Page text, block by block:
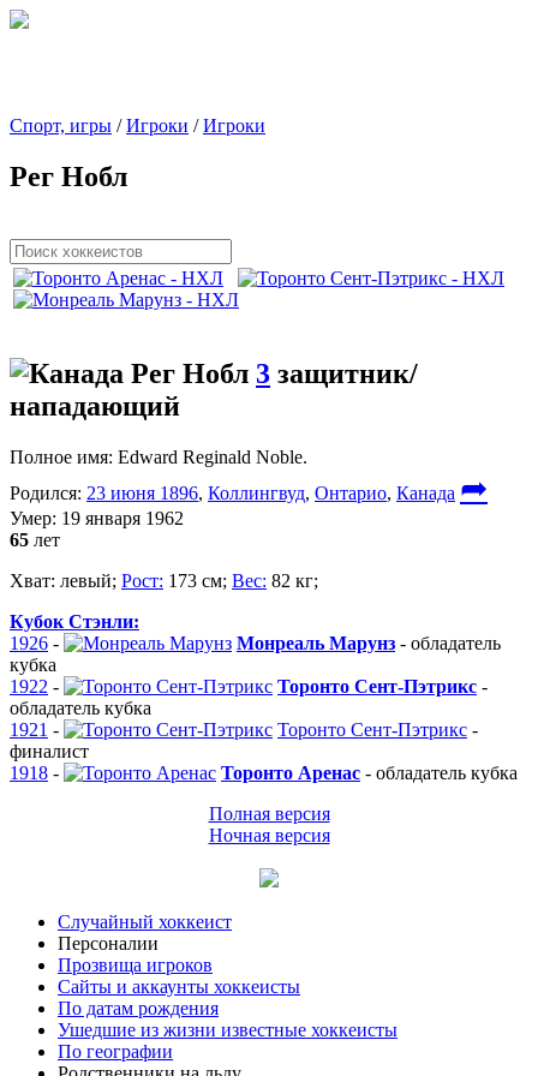
Спорт, игры /Игроки /Игроки
Рег Нобл
Рег Нобл 3 защитник/
нападающий
Полное имя: Edward Reginald Noble.
Родился: 23 июня 1896, Коллингвуд, Онтарио, Канада ➦
Умер: 19 января 1962
65 лет
Хват: левый; Рост: 173 см; Вес: 82 кг;
Кубок Стэнли:
1926 - Монреаль Марунз - обладатель
кубка
1922 - Торонто Сент-Пэтрикс -
обладатель кубка
1921 - Торонто Сент-Пэтрикс -
финалист
1918 - Торонто Аренас - обладатель кубка
Полная версия
Ночная версия
Случайный хоккеист
Персоналии
Прозвища игроков
Сайты и аккаунты хоккеисты
По датам рождения
Ушедшие из жизни известные хоккеисты
По географии